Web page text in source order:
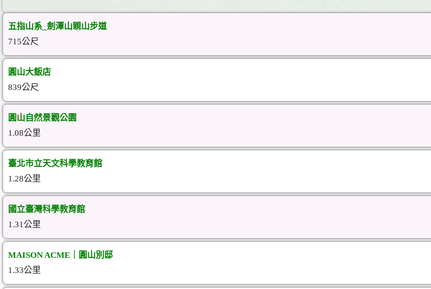
五指山系_劍潭山親山步道
715公尺
圓山大飯店
839公尺
圓山自然景觀公園
1.08公里
臺北市立天文科學教育館
1.28公里
國立臺灣科學教育館
1.31公里
MAISON ACME｜圓山別邸
1.33公里